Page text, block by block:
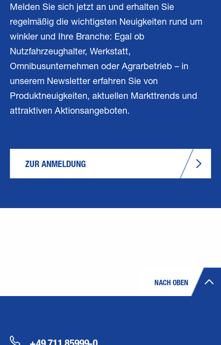
Melden Sie sich jetzt an und erhalten Sie
regelmäßig die wichtigsten Neuigkeiten rund um
winkler und Ihre Branche: Egal ob
Nutzfahrzeughalter, Werkstatt,
Omnibusunternehmen oder Agrarbetrieb – in
unserem Newsletter erfahren Sie von
Produktneuigkeiten, aktuellen Markttrends und
attraktiven Aktionsangeboten.
ZUR ANMELDUNG
NACH OBEN